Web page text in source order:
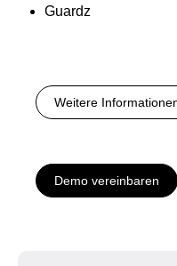
Guardz
Weitere
Demo vereinbaren